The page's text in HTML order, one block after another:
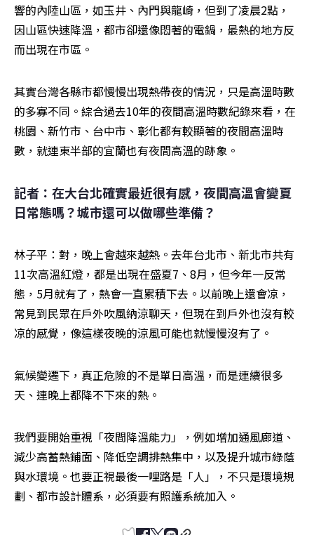
響的內陸山區，如玉井、內門與龍崎，但到了凌晨2點，
因山區快速降溫，都市卻還像悶著的電鍋，最熱的地方反
而出現在市區。
其實台灣各縣市都慢慢出現熱帶夜的情況，只是高溫時數
的多寡不同。綜合過去10年的夜間高溫時數紀錄來看，在
桃園、新竹市、台中市、彰化都有較顯著的夜間高溫時
數，就連東半部的宜蘭也有夜間高溫的跡象。
記者：在大台北確實最近很有感，夜間高溫會變夏
日常態嗎？城市還可以做哪些準備？
林子平：對，晚上會越來越熱。去年台北市、新北市共有
11次高溫紅燈，都是出現在盛夏7、8月，但今年一反常
態，5月就有了，熱會一直累積下去。以前晚上還會凉，
常見到民眾在戶外吹風納涼聊天，但現在到戶外也沒有較
凉的感覺，像這樣夜晚的涼風可能也就慢慢沒有了。
氣候變遷下，真正危險的不是單日高溫，而是連續很多
天、連晚上都降不下來的熱。
我們要開始重視「夜間降溫能力」，例如增加通風廊道、
減少高蓄熱鋪面、降低空調排熱集中，以及提升城市綠蔭
與水環境。也要正視最後一哩路是「人」，不只是環境規
劃、都市設計體系，必須要有照護系統加入。